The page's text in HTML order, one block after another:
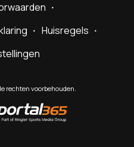
Huisregels
rechten voorbehouden.
by
Sportal365